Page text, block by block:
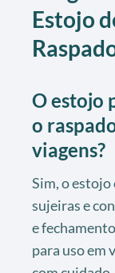
Estojo
O estojo
o
viagens?
Sim, o
sujeiras e
e
para uso em